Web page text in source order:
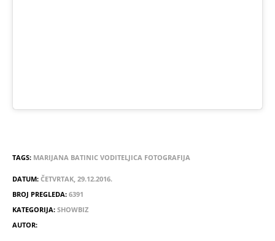
TAGS: MARIJANA BATINIC VODITELJICA FOTOGRAFIJA
DATUM: ČETVRTAK, 29.12.2016.
BROJ PREGLEDA: 6391
KATEGORIJA: SHOWBIZ
AUTOR: